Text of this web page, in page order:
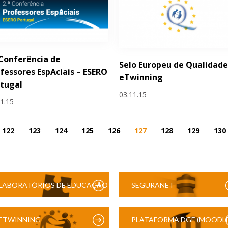
de
EspAciais – ESERO
Selo Europeu de Qualidade
eTwinning
03.11.15
122 123 124 125 126 127 128 129 130
DE EDUCAÇÃO SEGURANET
PLATAFORMA DGE